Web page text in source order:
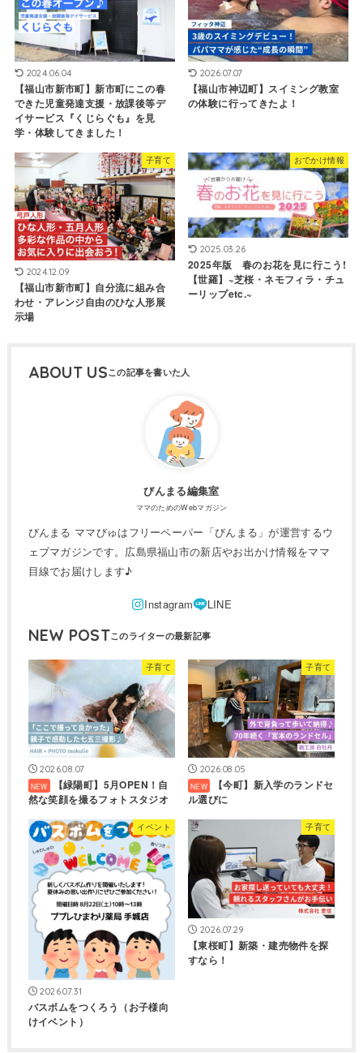
2024.06.04
【福山市新市町】新市町にこの春
できた児童発達支援・放課後等デ
イサービス『くじらぐも』を見
学・体験してきました！
2026.07.07
【福山市神辺町】スイミング教室
の体験に行ってきたよ！
子育て
2024.12.09
【福山市新市町】自分流に組み合
わせ・アレンジ自由のひな人形展
示場
おでかけ情報
2025.03.26
2025年版 春のお花を見に行こう!
【世羅】~芝桜・ネモフィラ・チュ
ーリップetc.~
ABOUT US
びんまる編集室
ママのためのWebマガジン
びんまる ママびゅはフリーペーパー「びんまる」が運営するウ
ェブマガジンです。広島県福山市の新店やお出かけ情報をママ
目線でお届けします♪
NEW POST
子育て
2026.08.07
【緑陽町】5月OPEN！自
然な笑顔を撮るフォトスタジオ
子育て
2026.08.05
【今町】新入学のランドセ
ル選びに
イベント
2026.07.31
バスボムをつくろう（お子様向
けイベント）
子育て
2026.07.29
【東桜町】新築・建売物件を探
すなら！